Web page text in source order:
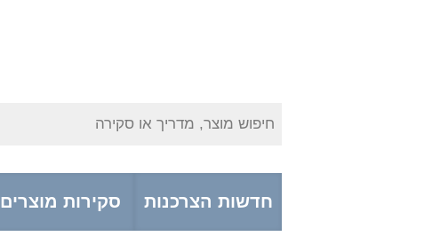
חיפוש מוצר, מדריך או סקירה
חדשות הצרכנות סקירות מוצרים